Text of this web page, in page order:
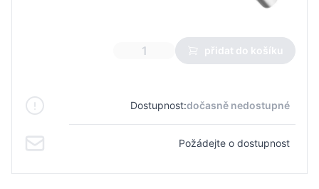
49,59 Kč
přidat do košíku
Dostupnost:dočasně nedostupné
Požádejte o dostupnost